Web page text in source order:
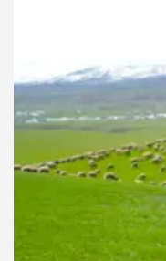
29.04.2026 Bursa